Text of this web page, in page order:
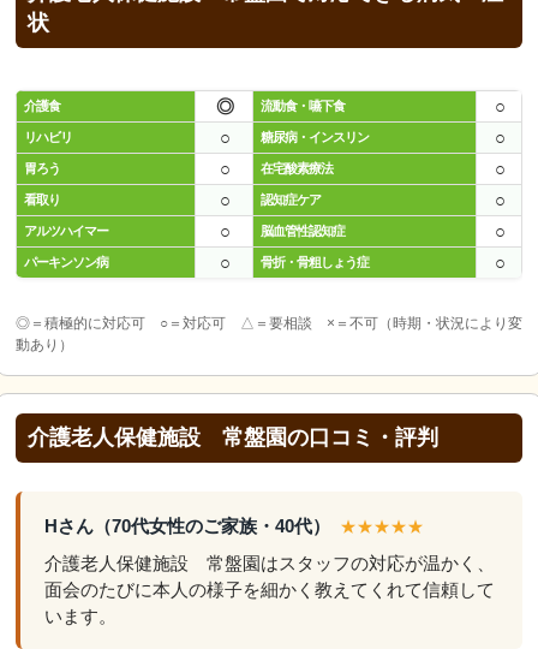
状
介護食 ◎ 流動食・嚥下食 ○
リハビリ ○ 糖尿病・インスリン ○
胃ろう ○ 在宅酸素療法 ○
看取り ○ 認知症ケア ○
アルツハイマー ○ 脳血管性認知症 ○
パーキンソン病 ○ 骨折・骨粗しょう症 ○
◎＝積極的に対応可 ○＝対応可 △＝要相談 ×＝不可（時期・状況により変
動あり）
介護老人保健施設 常盤園の口コミ・評判
Hさん（70代女性のご家族・40代） ★★★★★
介護老人保健施設 常盤園はスタッフの対応が温かく、
面会のたびに本人の様子を細かく教えてくれて信頼して
います。